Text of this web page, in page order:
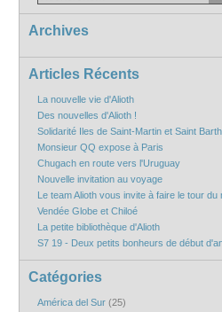
Archives
Articles Récents
La nouvelle vie d'Alioth
Des nouvelles d'Alioth !
Solidarité Iles de Saint-Martin et Saint
Monsieur QQ expose à Paris
Chugach en route vers l'Uruguay
Nouvelle invitation au voyage
Le team Alioth vous invite à faire le tour du
Vendée Globe et Chiloé
La petite bibliothèque d'Alioth
S7 19 - Deux petits bonheurs de début
Catégories
América del Sur (25)